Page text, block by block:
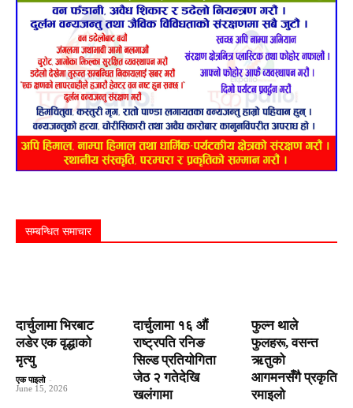
सम्बन्धित समाचार
दार्चुलामा भिरबाट
लडेर एक वृद्धाको
मृत्यु
एक पाइलो -
June 15, 2026
दार्चुलामा १६ औं
राष्ट्रपति रनिङ
सिल्ड प्रतियोगिता
जेठ २ गतेदेखि
खलंगामा
फुल्न थाले
फुलहरू, वसन्त
ऋतुको
आगमनसँगै प्रकृति
रमाइलो